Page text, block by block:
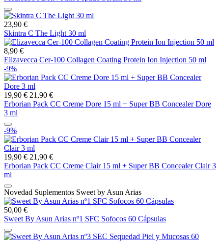
23,90 €
Skintra C The Light 30 ml
8,90 €
Elizavecca Cer-100 Collagen Coating Protein Ion Injection 50 ml
-9%
19,90 € 21,90 €
Erborian Pack CC Creme Dore 15 ml + Super BB Concealer Dore
3 ml
-9%
19,90 € 21,90 €
Erborian Pack CC Creme Clair 15 ml + Super BB Concealer Clair 3
ml
Novedad Suplementos Sweet by Asun Arias
50,00 €
Sweet By Asun Arias nº1 SFC Sofocos 60 Cápsulas